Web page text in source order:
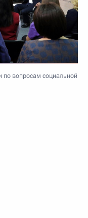
по вопросам социальной